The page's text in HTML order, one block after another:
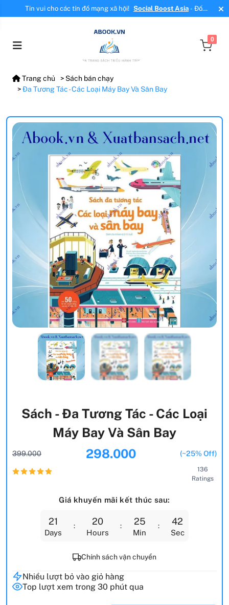
Tin vui cho các tín đồ mạng xã hội! Social Boost Asia- Đối
tác mới, cung cấp dịch vụ tăng tương tác, tăng follow uy tín!
0
Trang chủ
Sách bán chạy
Đa Tương Tác - Các Loại Máy Bay Và Sân Bay
Sách - Đa Tương Tác - Các Loại
Máy Bay Và Sân Bay
399.000 298.000 (~25% Off)
136
Ratings
Giá khuyến mãi kết thúc sau:
21
Days
20
Hours
25
Min
40
Sec
Chính sách vận chuyển
Nhiều lượt bỏ vào giỏ hàng
Top lượt xem trong 30 phút qua